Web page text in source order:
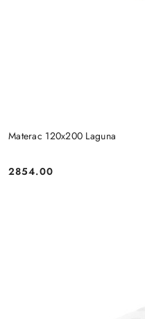
Materac 120x200 Laguna
Cena:
2854.00